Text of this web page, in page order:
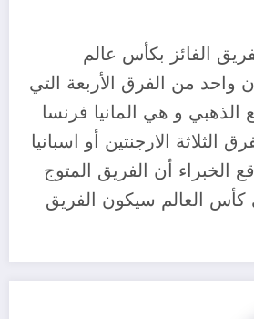
الفائز بكأس عالم
سيكون واحد من الفرق الأربعة التي
و هي المانيا فرنسا
الثلاثة الارجنتين أو اسبانيا
الخبراء أن الفريق المتوج
كأس العالم سيكون الفريق